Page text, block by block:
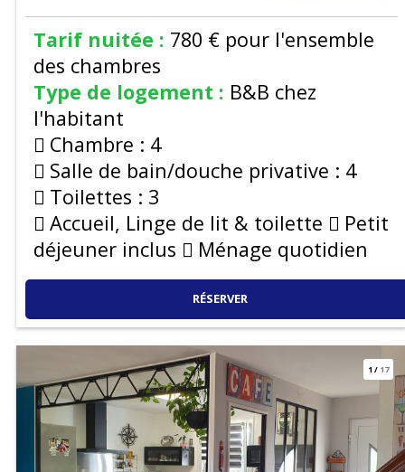
Tarif nuitée : 780 € pour l'ensemble
des chambres
Type de logement : B&B chez
l'habitant
Chambre : 4
Salle de bain/douche privative : 4
Toilettes : 3
Accueil, Linge de lit & toilette
Petit
déjeuner inclus
Ménage quotidien
RÉSERVER
1/ 17